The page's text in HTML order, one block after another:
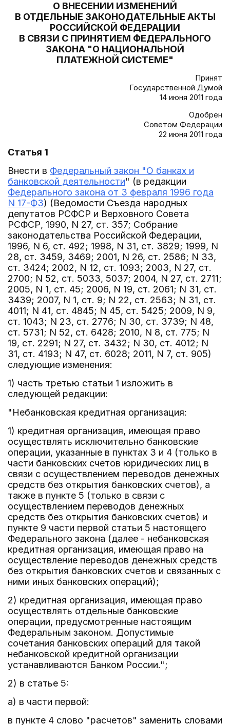
О ВНЕСЕНИИ ИЗМЕНЕНИЙ
В ОТДЕЛЬНЫЕ ЗАКОНОДАТЕЛЬНЫЕ АКТЫ
РОССИЙСКОЙ ФЕДЕРАЦИИ
В СВЯЗИ С ПРИНЯТИЕМ ФЕДЕРАЛЬНОГО
ЗАКОНА "О НАЦИОНАЛЬНОЙ
ПЛАТЕЖНОЙ СИСТЕМЕ"
Принят
Государственной Думой
14 июня 2011 года
Одобрен
Советом Федерации
22 июня 2011 года
Статья 1
Внести в Федеральный закон "О банках и
банковской деятельности" (в редакции
Федерального закона от 3 февраля 1996 года
N 17-ФЗ) (Ведомости Съезда народных
депутатов РСФСР и Верховного Совета
РСФСР, 1990, N 27, ст. 357; Собрание
законодательства Российской Федерации,
1996, N 6, ст. 492; 1998, N 31, ст. 3829; 1999, N
28, ст. 3459, 3469; 2001, N 26, ст. 2586; N 33,
ст. 3424; 2002, N 12, ст. 1093; 2003, N 27, ст.
2700; N 52, ст. 5033, 5037; 2004, N 27, ст. 2711;
2005, N 1, ст. 45; 2006, N 19, ст. 2061; N 31, ст.
3439; 2007, N 1, ст. 9; N 22, ст. 2563; N 31, ст.
4011; N 41, ст. 4845; N 45, ст. 5425; 2009, N 9,
ст. 1043; N 23, ст. 2776; N 30, ст. 3739; N 48,
ст. 5731; N 52, ст. 6428; 2010, N 8, ст. 775; N
19, ст. 2291; N 27, ст. 3432; N 30, ст. 4012; N
31, ст. 4193; N 47, ст. 6028; 2011, N 7, ст. 905)
следующие изменения:
1) часть третью статьи 1 изложить в
следующей редакции:
"Небанковская кредитная организация:
1) кредитная организация, имеющая право
осуществлять исключительно банковские
операции, указанные в пунктах 3 и 4 (только в
части банковских счетов юридических лиц в
связи с осуществлением переводов денежных
средств без открытия банковских счетов), а
также в пункте 5 (только в связи с
осуществлением переводов денежных
средств без открытия банковских счетов) и
пункте 9 части первой статьи 5 настоящего
Федерального закона (далее - небанковская
кредитная организация, имеющая право на
осуществление переводов денежных средств
без открытия банковских счетов и связанных с
ними иных банковских операций);
2) кредитная организация, имеющая право
осуществлять отдельные банковские
операции, предусмотренные настоящим
Федеральным законом. Допустимые
сочетания банковских операций для такой
небанковской кредитной организации
устанавливаются Банком России.";
2) в статье 5:
а) в части первой:
в пункте 4 слово "расчетов" заменить словами